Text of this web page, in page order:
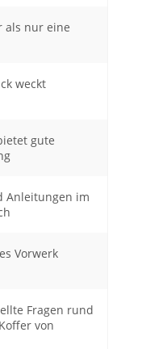
als nur eine
weckt
gute
Anleitungen im
Vorwerk
Fragen rund
von